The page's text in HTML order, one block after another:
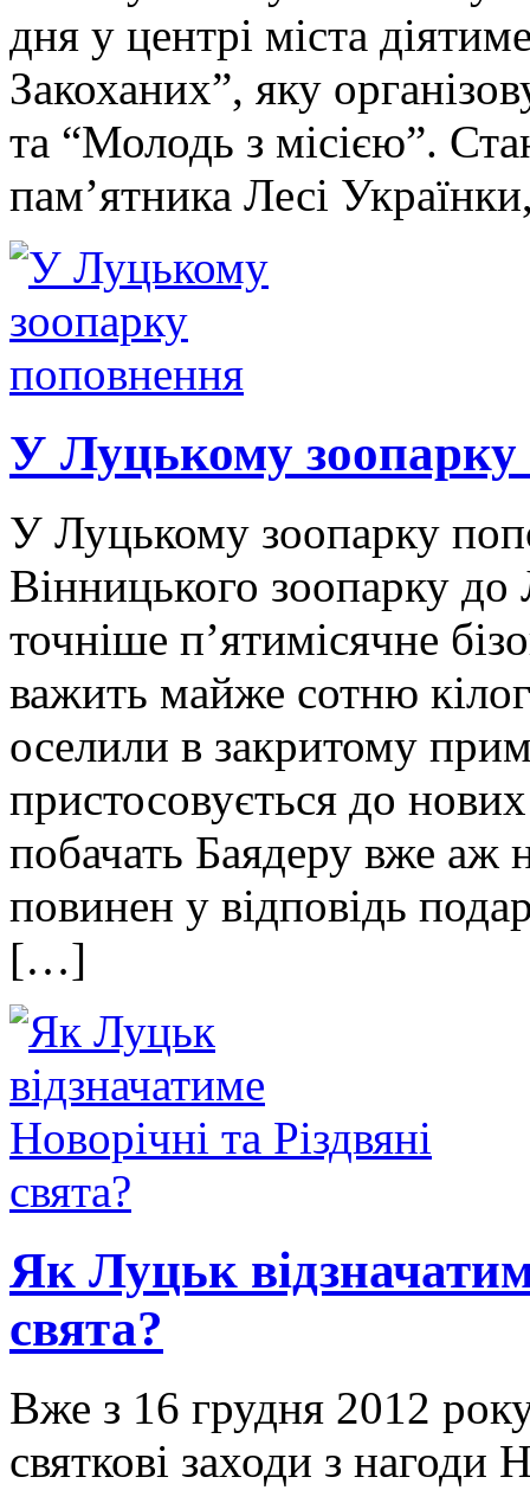
дня у центрі міста
Закоханих”, яку
та “Молодь з місією”.
пам’ятника Лесі
У Луцькому
У Луцькому зоопарку
Вінницького зоопарку до
точніше п’ятимісячне
важить майже сотню
оселили в закритому
пристосовується до
побачать Баядеру вже аж
повинен у відповідь
[…]
Як Луцьк
свята?
Вже з 16 грудня 2012
святкові заходи з нагоди